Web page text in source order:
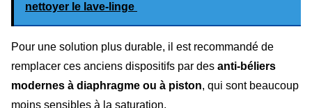
nettoyer le lave-linge
Pour une solution plus durable, il est recommandé de
remplacer ces anciens dispositifs par des anti-béliers
modernes à diaphragme ou à piston, qui sont beaucoup
moins sensibles à la saturation.